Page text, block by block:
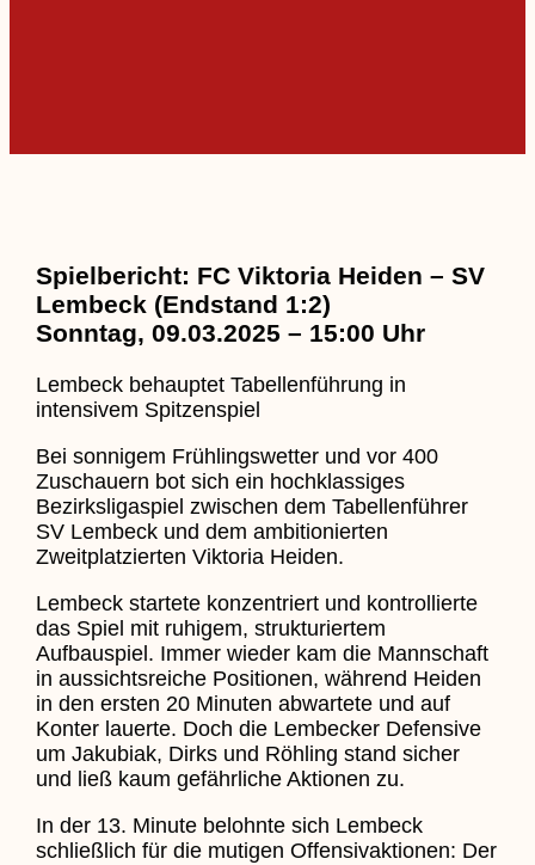
Spielbericht: FC Viktoria Heiden – SV
Lembeck (Endstand 1:2)
Sonntag, 09.03.2025 – 15:00 Uhr
Lembeck behauptet Tabellenführung in
intensivem Spitzenspiel
Bei sonnigem Frühlingswetter und vor 400
Zuschauern bot sich ein hochklassiges
Bezirksligaspiel zwischen dem Tabellenführer
SV Lembeck und dem ambitionierten
Zweitplatzierten Viktoria Heiden.
Lembeck startete konzentriert und kontrollierte
das Spiel mit ruhigem, strukturiertem
Aufbauspiel. Immer wieder kam die Mannschaft
in aussichtsreiche Positionen, während Heiden
in den ersten 20 Minuten abwartete und auf
Konter lauerte. Doch die Lembecker Defensive
um Jakubiak, Dirks und Röhling stand sicher
und ließ kaum gefährliche Aktionen zu.
In der 13. Minute belohnte sich Lembeck
schließlich für die mutigen Offensivaktionen: Der